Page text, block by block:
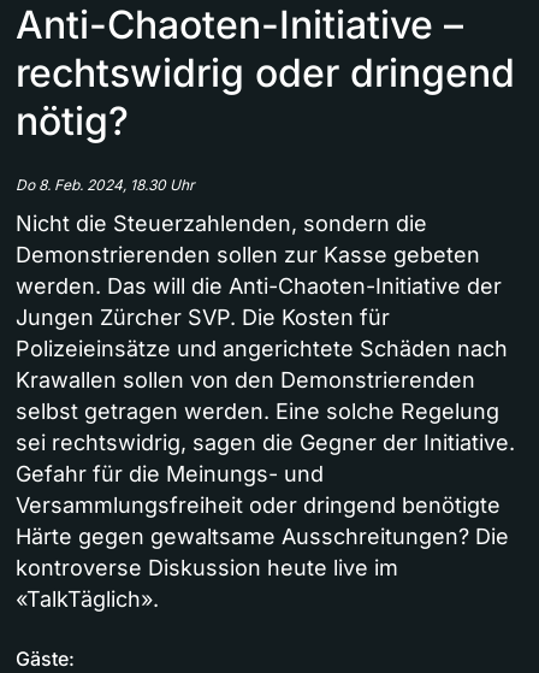
Anti-Chaoten-Initiative –
rechtswidrig oder dringend
nötig?
Do 8. Feb. 2024, 18.30 Uhr
Nicht die Steuerzahlenden, sondern die
Demonstrierenden sollen zur Kasse gebeten
werden. Das will die Anti-Chaoten-Initiative der
Jungen Zürcher SVP. Die Kosten für
Polizeieinsätze und angerichtete Schäden nach
Krawallen sollen von den Demonstrierenden
selbst getragen werden. Eine solche Regelung
sei rechtswidrig, sagen die Gegner der Initiative.
Gefahr für die Meinungs- und
Versammlungsfreiheit oder dringend benötigte
Härte gegen gewaltsame Ausschreitungen? Die
kontroverse Diskussion heute live im
«TalkTäglich».
Gäste: